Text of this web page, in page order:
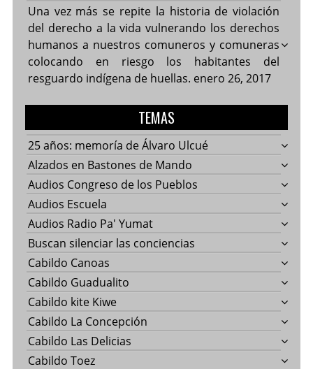
Una vez más se repite la historia de violación
del derecho a la vida vulnerando los derechos
humanos a nuestros comuneros y comuneras
colocando en riesgo los habitantes del
resguardo indígena de huellas. enero 26, 2017
TEMAS
25 años: memoría de Álvaro Ulcué
Alzados en Bastones de Mando
Audios Congreso de los Pueblos
Audios Escuela
Audios Radio Pa' Yumat
Buscan silenciar las conciencias
Cabildo Canoas
Cabildo Guadualito
Cabildo kite Kiwe
Cabildo La Concepción
Cabildo Las Delicias
Cabildo Toez